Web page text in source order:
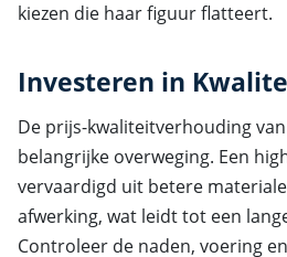
kiezen die haar figuur flatteert.
Investeren in
De prijs-kwaliteitverhouding
belangrijke overweging. Een
vervaardigd uit betere
afwerking, wat leidt tot een
Controleer de naden, voering